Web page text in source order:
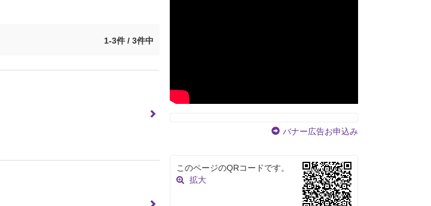
1-3件 / 3件中
バナー広告お申込み
このページのQRコードです。
拡大